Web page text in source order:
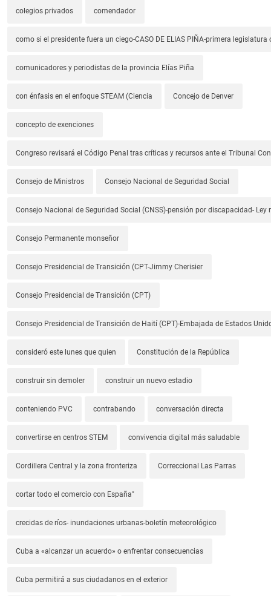
colegios privados comendador
como si el presidente fuera un ciego-CASO DE ELIAS PIÑA-primera legislatura
comunicadores y periodistas de la provincia Elías Piña
con énfasis en el enfoque STEAM (Ciencia Concejo de Denver
concepto de exenciones
Congreso revisará el Código Penal tras críticas y recursos ante el Tribunal
Consejo de Ministros Consejo Nacional de Seguridad Social
Consejo Nacional de Seguridad Social (CNSS)-pensión por discapacidad- Ley
Consejo Permanente monseñor
Consejo Presidencial de Transición (CPT-Jimmy Cherisier
Consejo Presidencial de Transición (CPT)
Consejo Presidencial de Transición de Haití (CPT)-Embajada de Estados
consideró este lunes que quien Constitución de la República
construir sin demoler construir un nuevo estadio
conteniendo PVC contrabando conversación directa
convertirse en centros STEM convivencia digital más saludable
Cordillera Central y la zona fronteriza Correccional Las Parras
cortar todo el comercio con España"
crecidas de ríos- inundaciones urbanas-boletín meteorológico
Cuba a «alcanzar un acuerdo» o enfrentar consecuencias
Cuba permitirá a sus ciudadanos en el exterior